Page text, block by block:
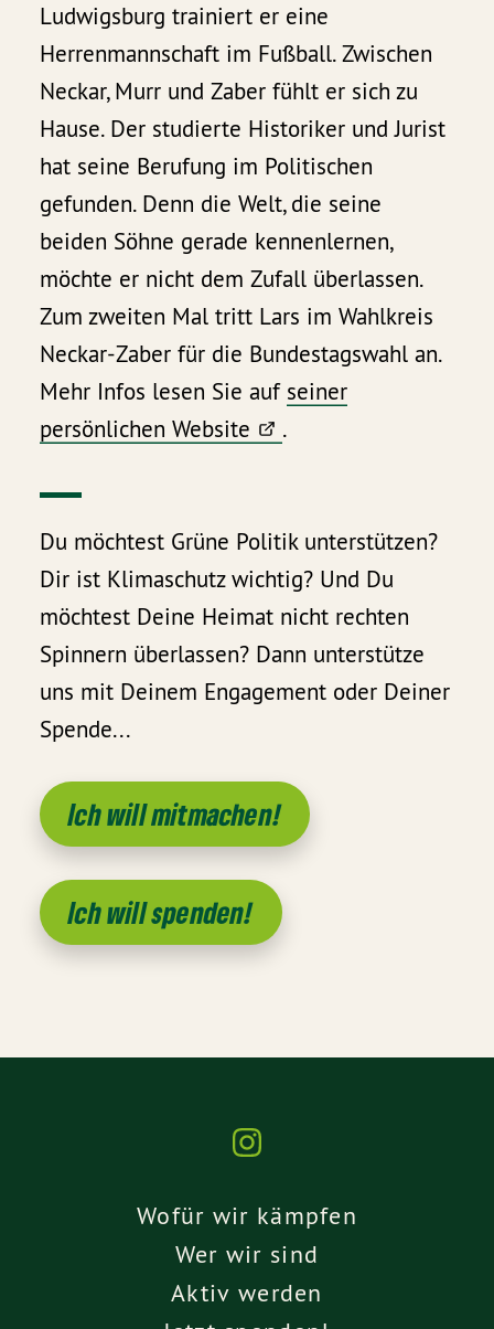
Ludwigsburg trainiert er eine
Herrenmannschaft im Fußball. Zwischen
Neckar, Murr und Zaber fühlt er sich zu
Hause. Der studierte Historiker und Jurist
hat seine Berufung im Politischen
gefunden. Denn die Welt, die seine
beiden Söhne gerade kennenlernen,
möchte er nicht dem Zufall überlassen.
Zum zweiten Mal tritt Lars im Wahlkreis
Neckar-Zaber für die Bundestagswahl an.
Mehr Infos lesen Sie auf seiner
persönlichen Website
.
Du möchtest Grüne Politik unterstützen?
Dir ist Klimaschutz wichtig? Und Du
möchtest Deine Heimat nicht rechten
Spinnern überlassen? Dann unterstütze
uns mit Deinem Engagement oder Deiner
Spende...
Ich will mitmachen!
Ich will spenden!
Wofür wir kämpfen
Wer wir sind
Aktiv werden